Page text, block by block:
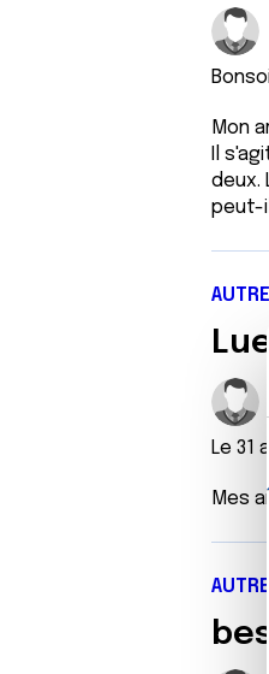
Mon
Il
deux.
peut-
Le 31
Mes